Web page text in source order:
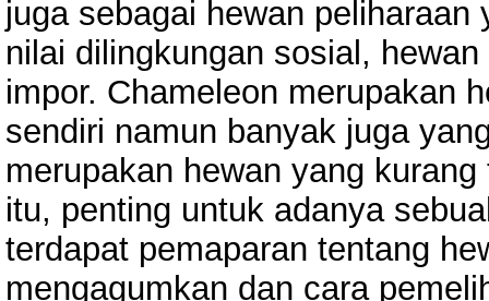
juga sebagai hewan
nilai dilingkungan sosial,
impor. Chameleon merupakan
sendiri namun banyak juga
merupakan hewan yang
itu, penting untuk adanya
terdapat pemaparan tentang
mengagumkan dan cara